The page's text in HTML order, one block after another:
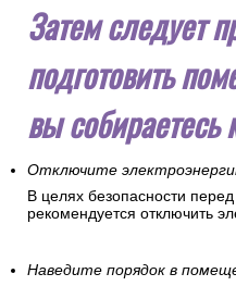
Затем следует
подготовить
вы собираетесь
Отключите
В целях безопасности
рекомендуется отключить
Наведите порядок в